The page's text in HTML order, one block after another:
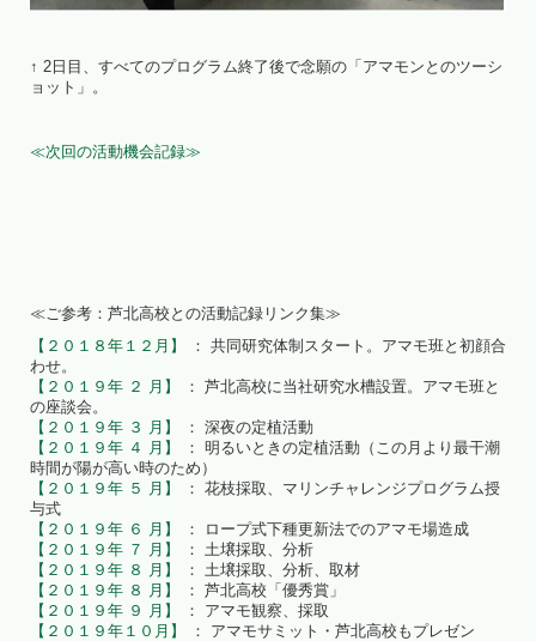
↑ 2日目、すべてのプログラム終了後で念願の「アマモンとのツーシ
ョット」。
≪次回の活動機会記録≫
≪ご参考：芦北高校との活動記録リンク集≫
【２０１８年１２月】
： 共同研究体制スタート。アマモ班と初顔合
わせ。
【２０１９年 ２ 月】
： 芦北高校に当社研究水槽設置。アマモ班と
の座談会。
【２０１９年 ３ 月】
： 深夜の定植活動
【２０１９年 ４ 月】
： 明るいときの定植活動（この月より最干潮
時間が陽が高い時のため）
【２０１９年 ５ 月】
： 花枝採取、マリンチャレンジプログラム授
与式
【２０１９年 ６ 月】
： ロープ式下種更新法でのアマモ場造成
【２０１９年 ７ 月】
： 土壌採取、分析
【２０１９年 ８ 月】
： 土壌採取、分析、取材
【２０１９年 ８ 月】
： 芦北高校「優秀賞」
【２０１９年 ９ 月】
： アマモ観察、採取
【２０１９年１０月】
： アマモサミット・芦北高校もプレゼン